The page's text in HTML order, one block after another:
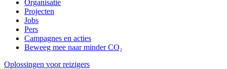
Organisatie
Projecten
Jobs
Pers
Campagnes en acties
Beweeg mee naar minder CO₂
Oplossingen voor reizigers